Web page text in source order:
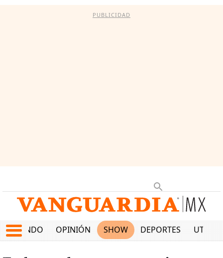
PUBLICIDAD
MUNDO OPINIÓN SHOW DEPORTES